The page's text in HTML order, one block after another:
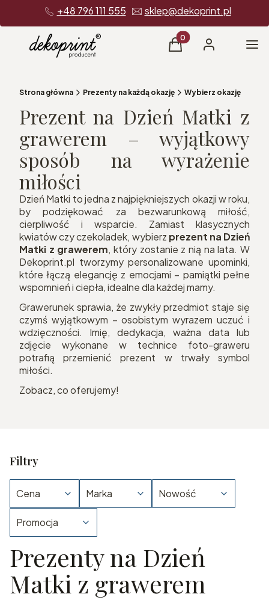
+48 796 111 555 sklep@dekoprint.pl
Produkty w koszyku:
Koszyk Zaloguj się
Strona główna Prezenty na każdą okazję Wybierz okazję
Prezent na Dzień Matki z
grawerem – wyjątkowy
sposób na wyrażenie
miłości
Dzień Matki to jedna z najpiękniejszych okazji w roku,
by podziękować za bezwarunkową miłość,
cierpliwość i wsparcie. Zamiast klasycznych
kwiatów czy czekoladek, wybierz prezent na Dzień
Matki z grawerem, który zostanie z nią na lata. W
Dekoprint.pl tworzymy personalizowane upominki,
które łączą elegancję z emocjami – pamiątki pełne
wspomnień i ciepła, idealne dla każdej mamy.
Grawerunek sprawia, że zwykły przedmiot staje się
czymś wyjątkowym – osobistym wyrazem uczuć i
wdzięczności. Imię, dedykacja, ważna data lub
zdjęcie wykonane w technice foto-graweru
potrafią przemienić prezent w trwały symbol
miłości.
Zobacz, co oferujemy!
Filtry
Cena Marka Nowość
Promocja
Koniec filtrów
Prezenty na Dzień
Matki z grawerem